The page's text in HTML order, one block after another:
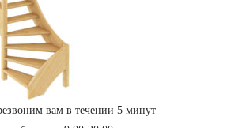
вам в течении 5 минут